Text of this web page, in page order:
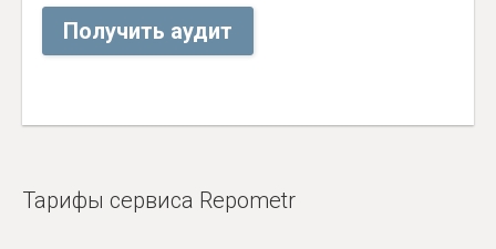
Получить аудит
Тарифы сервиса Repometr